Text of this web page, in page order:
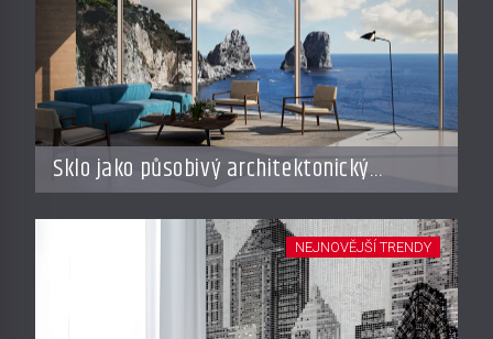
Sklo jako působivý architektonický
materiál
NEJNOVĚJŠÍ TRENDY